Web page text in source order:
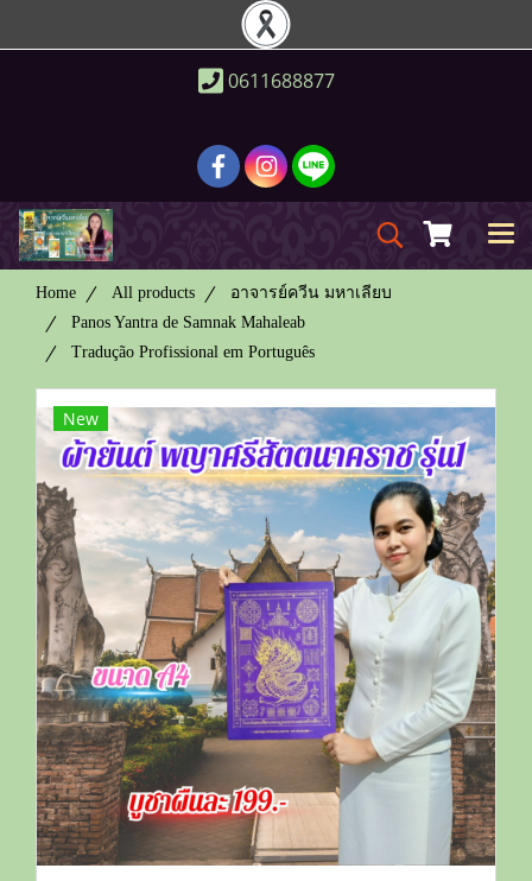
0611688877
Home All products
อาจารย์ควีน มหาเลียบ
Panos Yantra de Samnak Mahaleab
Tradução Profissional em Português
New